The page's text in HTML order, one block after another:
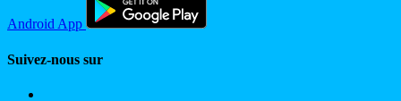
Android App
Suivez-nous sur